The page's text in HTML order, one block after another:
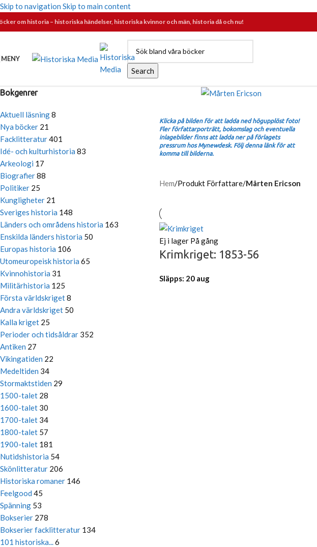
Skip to navigation Skip to main content
om historia – historiska händelser, historiska kvinnor och män, historia då och nu!
MENY
Search
Bokgenrer
Aktuell läsning8
Nya böcker 21
Facklitteratur401
Idé- och kulturhistoria 83
Arkeologi 17
Biografier88
Politiker 25
Kungligheter 21
Sveriges historia 148
Länders och områdens historia 163
Enskilda länders historia 50
Europas historia 106
Utomeuropeisk historia 65
Kvinnohistoria 31
Militärhistoria 125
Första världskriget8
Andra världskriget 50
Kalla kriget 25
Perioder och tidsåldrar 352
Antiken 27
Vikingatiden 22
Medeltiden 34
Stormaktstiden 29
1500-talet 28
1600-talet 30
1700-talet 34
1800-talet 57
1900-talet 181
Nutidshistoria 54
Skönlitteratur 206
Historiska romaner 146
Feelgood 45
Spänning 53
Bokserier 278
Bokserier facklitteratur 134
101 historiska...6
Klicka på bilden för att ladda ned högupplöst foto!
Fler författarporträtt, bokomslag och eventuella
inlagebilder finns att ladda ner på förlagets
pressrum hos Mynewdesk. Följ denna länk för att
komma till bilderna.
Hem/Produkt Författare/Mårten Ericson
Ej i lager På gång
Krimkriget: 1853-56
Släpps: 20 aug